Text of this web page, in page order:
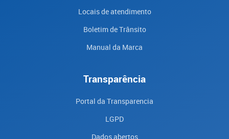
Locais de atendimento
Boletim de Trânsito
Manual da Marca
Transparência
Portal da Transparencia
LGPD
Dados abertos